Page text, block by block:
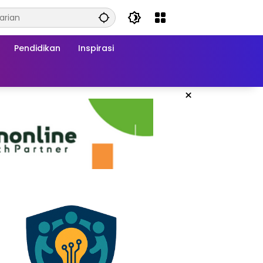
Pendidikan Inspirasi
×